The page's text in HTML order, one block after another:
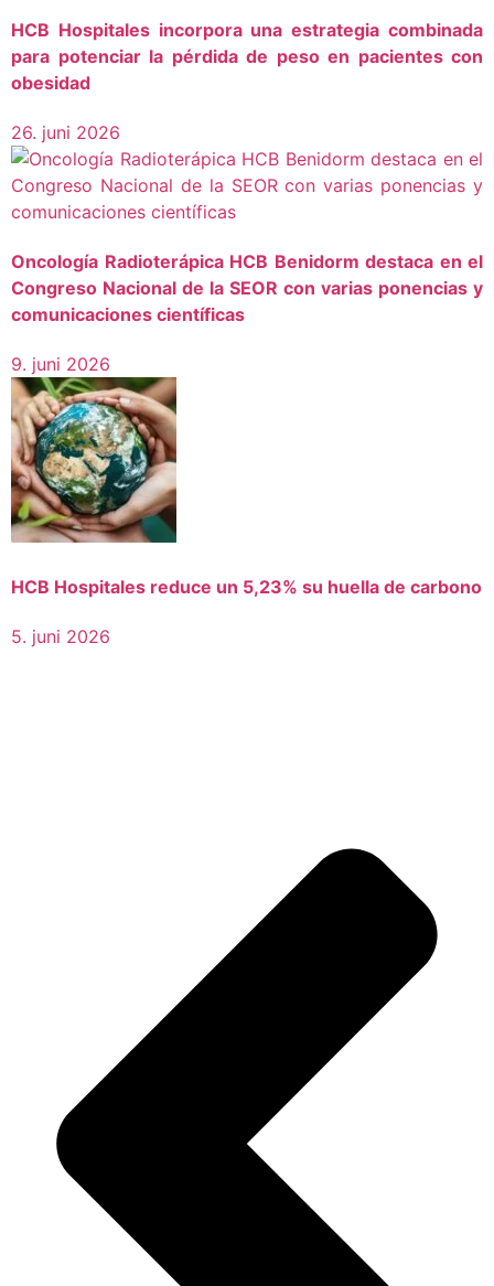
HCB Hospitales incorpora una estrategia combinada
para potenciar la pérdida de peso en pacientes con
obesidad
26. juni 2026
Oncología Radioterápica HCB Benidorm destaca en el
Congreso Nacional de la SEOR con varias ponencias y
comunicaciones científicas
9. juni 2026
HCB Hospitales reduce un 5,23% su huella de carbono
5. juni 2026